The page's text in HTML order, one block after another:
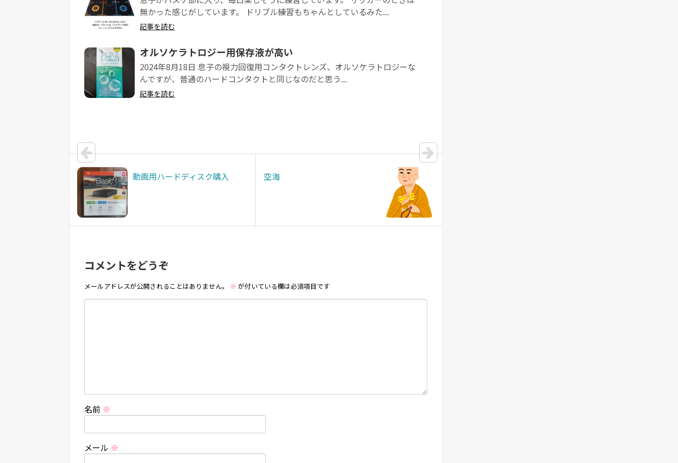
無かった感じがしています。 ドリブル練習もちゃんとしているみた...
記事を読む
オルソケラトロジー用保存液が高い
2024年8月18日 息子の視力回復用コンタクトレンズ、オルソケラトロジーな
んですが、普通のハードコンタクトと同じなのだと思う...
記事を読む
動画用ハードディスク購入 空海
コメントをどうぞ
メールアドレスが公開されることはありません。 ※ が付いている欄は必須項目です
名前 ※
メール ※